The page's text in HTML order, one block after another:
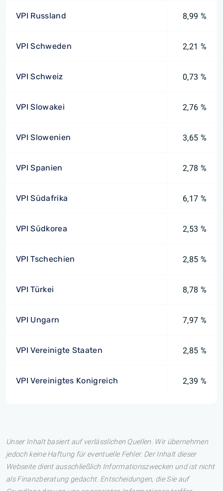
VPI Russland 8,99 %
VPI Schweden 2,21 %
VPI Schweiz 0,73 %
VPI Slowakei 2,76 %
VPI Slowenien 3,65 %
VPI Spanien 2,78 %
VPI Südafrika 6,17 %
VPI Südkorea 2,53 %
VPI Tschechien 2,85 %
VPI Türkei 8,78 %
VPI Ungarn 7,97 %
VPI Vereinigte Staaten 2,85 %
VPI Vereinigtes Konigreich 2,39 %
Unser Inhalt basiert auf verlässlichen Quellen. Wir übernehmen
jedoch keine Haftung für eventuelle Fehler. Der Inhalt dieser
Webseite dient ausschließlich Informationszwecken und ist nicht
als Finanzberatung gedacht. Entscheidungen, die Sie auf